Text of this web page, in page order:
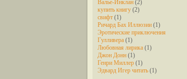
Валье-Инклан (2)
купить книгу (2)
свифт (1)
Ричард Бах Иллюзии (1)
Эротические приключения
Гулливера (1)
Любовная лирика (1)
Джон Донн (1)
Генри Миллер (1)
Эдвард Игер читать (1)